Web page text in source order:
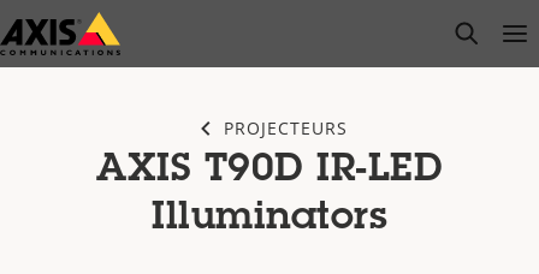
Passer
au
open
PROJECTEURS
AXIS T90D IR-LED
Illuminators